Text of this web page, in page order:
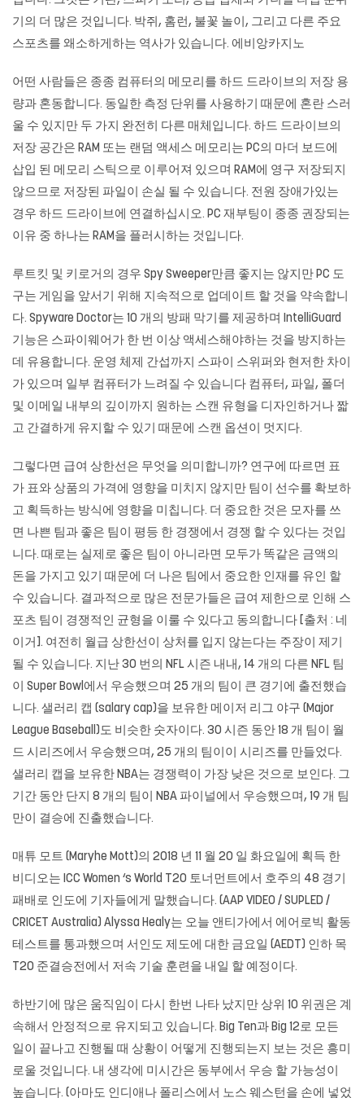
기의 더 많은 것입니다. 박쥐, 홈런, 불꽃 놀이, 그리고 다른 주요
스포츠를 왜소하게하는 역사가 있습니다. 에비앙카지노
어떤 사람들은 종종 컴퓨터의 메모리를 하드 드라이브의 저장 용
량과 혼동합니다. 동일한 측정 단위를 사용하기 때문에 혼란 스러
울 수 있지만 두 가지 완전히 다른 매체입니다. 하드 드라이브의
저장 공간은 RAM 또는 랜덤 액세스 메모리는 PC의 마더 보드에
삽입 된 메모리 스틱으로 이루어져 있으며 RAM에 영구 저장되지
않으므로 저장된 파일이 손실 될 수 있습니다. 전원 장애가있는
경우 하드 드라이브에 연결하십시오. PC 재부팅이 종종 권장되는
이유 중 하나는 RAM을 플러시하는 것입니다.
루트킷 및 키로거의 경우 Spy Sweeper만큼 좋지는 않지만 PC 도
구는 게임을 앞서기 위해 지속적으로 업데이트 할 것을 약속합니
다. Spyware Doctor는 10 개의 방패 막기를 제공하며 IntelliGuard
기능은 스파이웨어가 한 번 이상 액세스해야하는 것을 방지하는
데 유용합니다. 운영 체제 간섭까지 스파이 스위퍼와 현저한 차이
가 있으며 일부 컴퓨터가 느려질 수 있습니다 컴퓨터, 파일, 폴더
및 이메일 내부의 깊이까지 원하는 스캔 유형을 디자인하거나 짧
고 간결하게 유지할 수 있기 때문에 스캔 옵션이 멋지다.
그렇다면 급여 상한선은 무엇을 의미합니까? 연구에 따르면 표
가 표와 상품의 가격에 영향을 미치지 않지만 팀이 선수를 확보하
고 획득하는 방식에 영향을 미칩니다. 더 중요한 것은 모자를 쓰
면 나쁜 팀과 좋은 팀이 평등 한 경쟁에서 경쟁 할 수 있다는 것입
니다. 때로는 실제로 좋은 팀이 아니라면 모두가 똑같은 금액의
돈을 가지고 있기 때문에 더 나은 팀에서 중요한 인재를 유인 할
수 있습니다. 결과적으로 많은 전문가들은 급여 제한으로 인해 스
포츠 팀이 경쟁적인 균형을 이룰 수 있다고 동의합니다 [출처 : 네
이거]. 여전히 월급 상한선이 상처를 입지 않는다는 주장이 제기
될 수 있습니다. 지난 30 번의 NFL 시즌 내내, 14 개의 다른 NFL 팀
이 Super Bowl에서 우승했으며 25 개의 팀이 큰 경기에 출전했습
니다. 샐러리 캡 (salary cap)을 보유한 메이저 리그 야구 (Major
League Baseball)도 비슷한 숫자이다. 30 시즌 동안 18 개 팀이 월
드 시리즈에서 우승했으며, 25 개의 팀이이 시리즈를 만들었다.
샐러리 캡을 보유한 NBA는 경쟁력이 가장 낮은 것으로 보인다. 그
기간 동안 단지 8 개의 팀이 NBA 파이널에서 우승했으며, 19 개 팀
만이 결승에 진출했습니다.
매튜 모트 (Maryhe Mott)의 2018 년 11 월 20 일 화요일에 획득 한
비디오는 ICC Women ‘s World T20 토너먼트에서 호주의 48 경기
패배로 인도에 기자들에게 말했습니다. (AAP VIDEO / SUPLED /
CRICET Australia) Alyssa Healy는 오늘 앤티가에서 에어로빅 활동
테스트를 통과했으며 서인도 제도에 대한 금요일 (AEDT) 인하 목
T20 준결승전에서 저속 기술 훈련을 내일 할 예정이다.
하반기에 많은 움직임이 다시 한번 나타 났지만 상위 10 위권은 계
속해서 안정적으로 유지되고 있습니다. Big Ten과 Big 12로 모든
일이 끝나고 진행될 때 상황이 어떻게 진행되는지 보는 것은 흥미
로울 것입니다. 내 생각에 미시간은 동부에서 우승 할 가능성이
높습니다. (아마도 인디애나 폴리스에서 노스 웨스턴을 손에 넣었